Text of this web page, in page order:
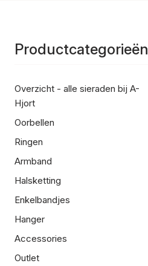
Productcategorieën
Overzicht - alle sieraden bij A-
Hjort
Oorbellen
Ringen
Armband
Halsketting
Enkelbandjes
Hanger
Accessories
Outlet